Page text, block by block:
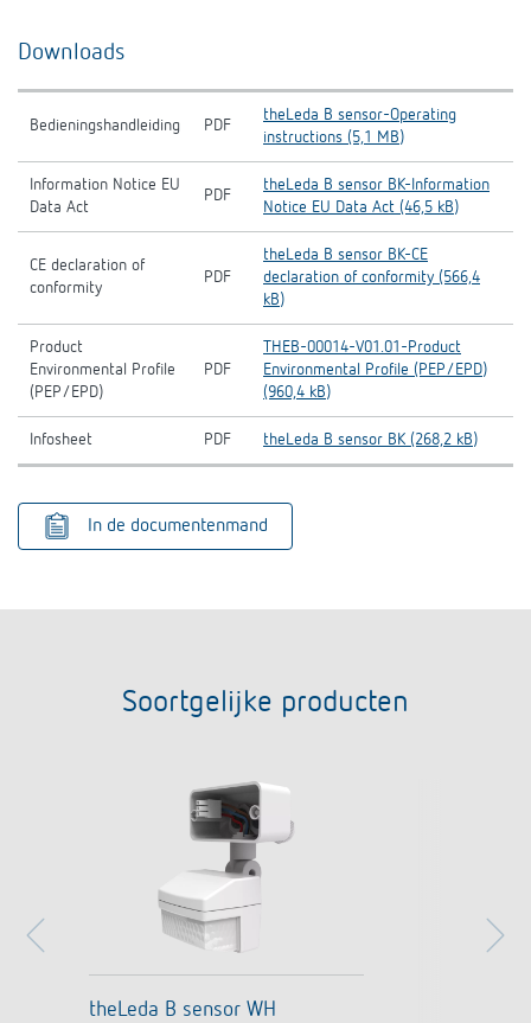
Downloads
Bedieningshandleiding PDF
theLeda B sensor-Operating
instructions (5,1 MB)
Information Notice EU
Data Act
PDF
theLeda B sensor BK-Information
Notice EU Data Act (46,5 kB)
CE declaration of
conformity
PDF
theLeda B sensor BK-CE
declaration of conformity (566,4
kB)
Product
Environmental Profile
(PEP/EPD)
PDF
THEB-00014-V01.01-Product
Environmental Profile (PEP/EPD)
(960,4 kB)
Infosheet PDF theLeda B sensor BK (268,2 kB)
In de documentenmand
Soortgelijke producten
theLeda B sensor WH